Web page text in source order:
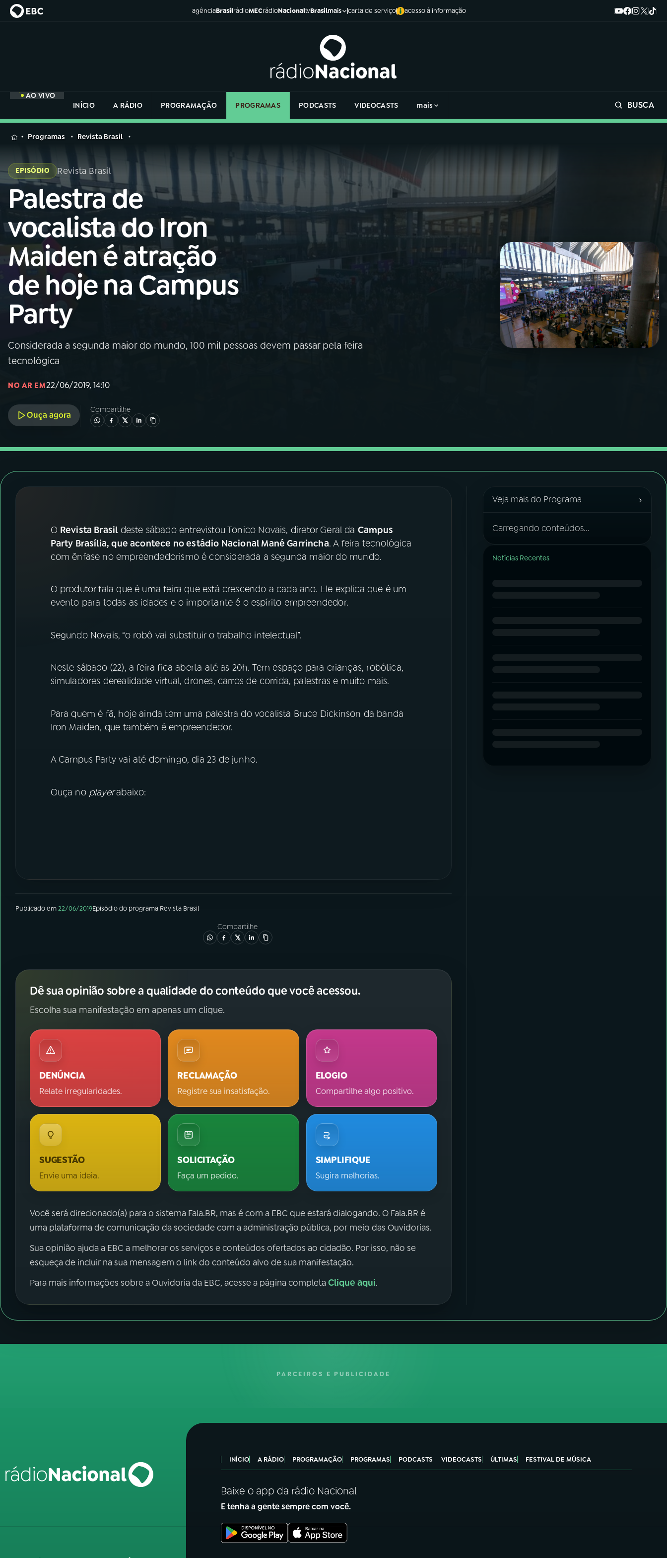
agênciaBrasilrádioMECrádioNacionaltvBrasilmais carta de serviço acesso à informação
AO VIVO
INÍCIO
A RÁDIO PROGRAMAÇÃO PROGRAMAS PODCASTS VIDEOCASTS mais BUSCA
MENU
Buscar
na
Rádio
Nacional
AO VIVO
01INÍCIO
02A RÁDIO
03 PROGRAMAÇÃO
04PROGRAMAS
05 PODCASTS
06VIDEOCASTS
07ÚLTIMAS
YouTube Facebook
Instagram X
na
Rádio
Nacional
Programas Revista Brasil
EPISÓDIO Revista Brasil
Palestra de
vocalista do Iron
Maiden é atração
de hoje na Campus
Party
Considerada a segunda maior do mundo, 100 mil pessoas devem passar pela feira
tecnológica
NO AR EM22/06/2019, 14:10
Ouça agora
Compartilhe
O Revista Brasil deste sábado entrevistou Tonico Novais, diretor Geral da Campus
Party Brasília,que acontece no estádio Nacional Mané Garrincha. A feira tecnológica
com ênfase no empreendedorismo é considerada a segunda maior do mundo.
O produtor fala que é uma feira que está crescendo a cada ano. Ele explica que é um
evento para todas as idades e o importante é o espírito empreendedor.
Segundo Novais, “o robô vai substituir o trabalho intelectual”.
Neste sábado (22), a feira fica aberta até as 20h. Tem espaço para crianças, robótica,
simuladores derealidade virtual, drones, carros de corrida, palestras e muito mais.
Para quem é fã, hoje ainda tem uma palestra do vocalista Bruce Dickinson da banda
Iron Maiden, que também é empreendedor.
A Campus Party vai até domingo, dia 23 de junho.
Ouça no playerabaixo:
Publicado em22/06/2019Episódiodo programa Revista Brasil
Compartilhe
Dê sua opinião sobre a qualidade do conteúdo que você acessou.
Escolha sua manifestação em apenas um clique.
DENÚNCIA
Relate irregularidades.
RECLAMAÇÃO
Registre sua insatisfação.
ELOGIO
Compartilhe algo positivo.
SUGESTÃO
Envie uma ideia.
SOLICITAÇÃO
Faça um pedido.
SIMPLIFIQUE
Sugira melhorias.
Você será direcionado(a) para o sistema Fala.BR, mas é com a EBC que estará dialogando. O Fala.BR é
uma plataforma de comunicação da sociedade com a administração pública, por meio das Ouvidorias.
Sua opinião ajuda a EBC a melhorar os serviços e conteúdos ofertados ao cidadão. Por isso, não se
esqueça de incluir na sua mensagem o link do conteúdo alvo de sua manifestação.
Para mais informações sobre a Ouvidoria da EBC, acesse a página completaClique aqui.
Veja mais do Programa ›
Carregando conteúdos...
Notícias Recentes
PARCEIROS E PUBLICIDADE
INÍCIO A RÁDIO PROGRAMAÇÃO PROGRAMAS PODCASTS VIDEOCASTS ÚLTIMAS FESTIVAL DE MÚSICA
Baixe o app da rádio Nacional
E tenha a gente sempre com você.